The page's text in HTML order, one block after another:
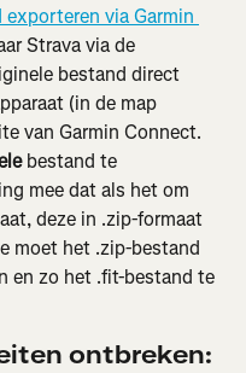
via Garmin
Strava via de
bestand direct
(in de map
van Garmin Connect.
bestand te
mee dat als het om
deze in .zip-formaat
moet het .zip-bestand
en zo het .fit-bestand te
ontbreken: